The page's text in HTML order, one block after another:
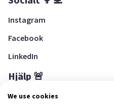
Instagram
Facebook
LinkedIn
Hjälp 🚨
Hjälpcenter
We use cookies